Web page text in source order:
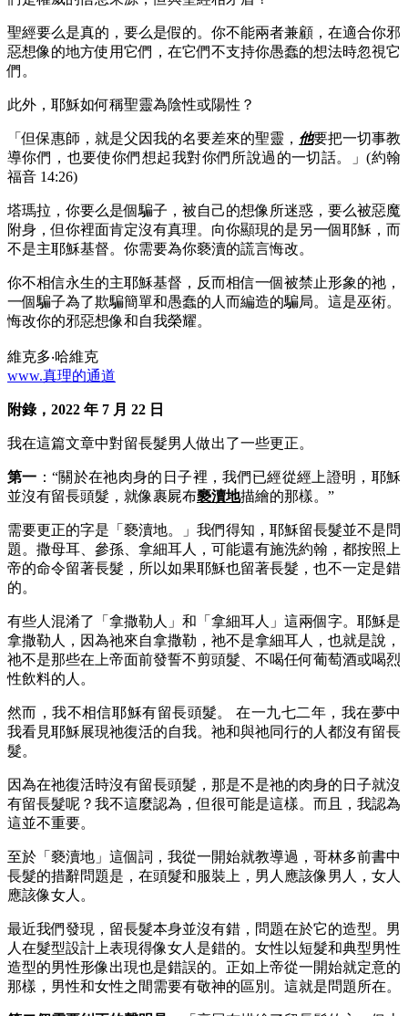
聖經要么是真的，要么是假的。你不能兩者兼顧，在適合你邪
惡想像的地方使用它們，在它們不支持你愚蠢的想法時忽視它
們。
此外，耶穌如何稱聖靈為陰性或陽性？
「但保惠師，就是父因我的名要差來的聖靈， 他要把一切事教
導你們，也要使你們想起我對你們所說過的一切話。」(約翰
福音 14:26)
塔瑪拉，你要么是個騙子，被自己的想像所迷惑，要么被惡魔
附身，但你裡面肯定沒有真理。向你顯現的是另一個耶穌，而
不是主耶穌基督。你需要為你褻瀆的謊言悔改。
你不相信永生的主耶穌基督，反而相信一個被禁止形象的祂，
一個騙子為了欺騙簡單和愚蠢的人而編造的騙局。這是巫術。
悔改你的邪惡想像和自我榮耀。
維克多‧哈維克
www.真理的通道
附錄，2022 年 7 月 22 日
我在這篇文章中對留長髮男人做出了一些更正。
第一 ：“關於在祂肉身的日子裡，我們已經從經上證明，耶穌
並沒有留長頭髮，就像裹屍布褻瀆地描繪的那樣。”
需要更正的字是「褻瀆地。」我們得知，耶穌留長髮並不是問
題。撒母耳、參孫、拿細耳人，可能還有施洗約翰，都按照上
帝的命令留著長髮，所以如果耶穌也留著長髮，也不一定是錯
的。
有些人混淆了「拿撒勒人」和「拿細耳人」這兩個字。耶穌是
拿撒勒人，因為祂來自拿撒勒，祂不是拿細耳人，也就是說，
祂不是那些在上帝面前發誓不剪頭髮、不喝任何葡萄酒或喝烈
性飲料的人。
然而，我不相信耶穌有留長頭髮。 在一九七二年，我在夢中
我看見耶穌展現祂復活的自我。祂和與祂同行的人都沒有留長
髮。
因為在祂復活時沒有留長頭髮，那是不是祂的肉身的日子就沒
有留長髮呢？我不這麼認為，但很可能是這樣。而且，我認為
這並不重要。
至於「褻瀆地」這個詞，我從一開始就教導過，哥林多前書中
長髮的措辭問題是，在頭髮和服裝上，男人應該像男人，女人
應該像女人。
最近我們發現，留長髮本身並沒有錯，問題在於它的造型。男
人在髮型設計上表現得像女人是錯的。女性以短髮和典型男性
造型的男性形像出現也是錯誤的。正如上帝從一開始就定意的
那樣，男性和女性之間需要有敬神的區別。這就是問題所在。